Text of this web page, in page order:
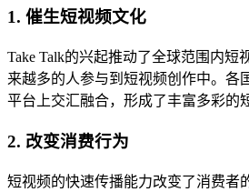
1. 催生短视频文化
Take Talk的兴起推动了全球范围内短
来越多的人参与到短视频创作中。各
平台上交汇融合，形成了丰富多彩的
2. 改变消费行为
短视频的快速传播能力改变了消费者